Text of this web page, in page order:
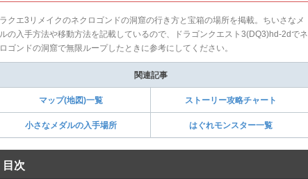
ラクエ3リメイクのネクロゴンドの洞窟の行き方と宝箱の場所を掲載。ちいさなメ
の入手方法や移動方法を記載しているので、ドラゴンクエスト3(DQ3)hd-2dでネ
ゴンドの洞窟で無限ループしたときに参考にしてください。
関連記事
マップ(地図)一覧 ストーリー攻略チャート
小さなメダルの入手場所 はぐれモンスター一覧
目次